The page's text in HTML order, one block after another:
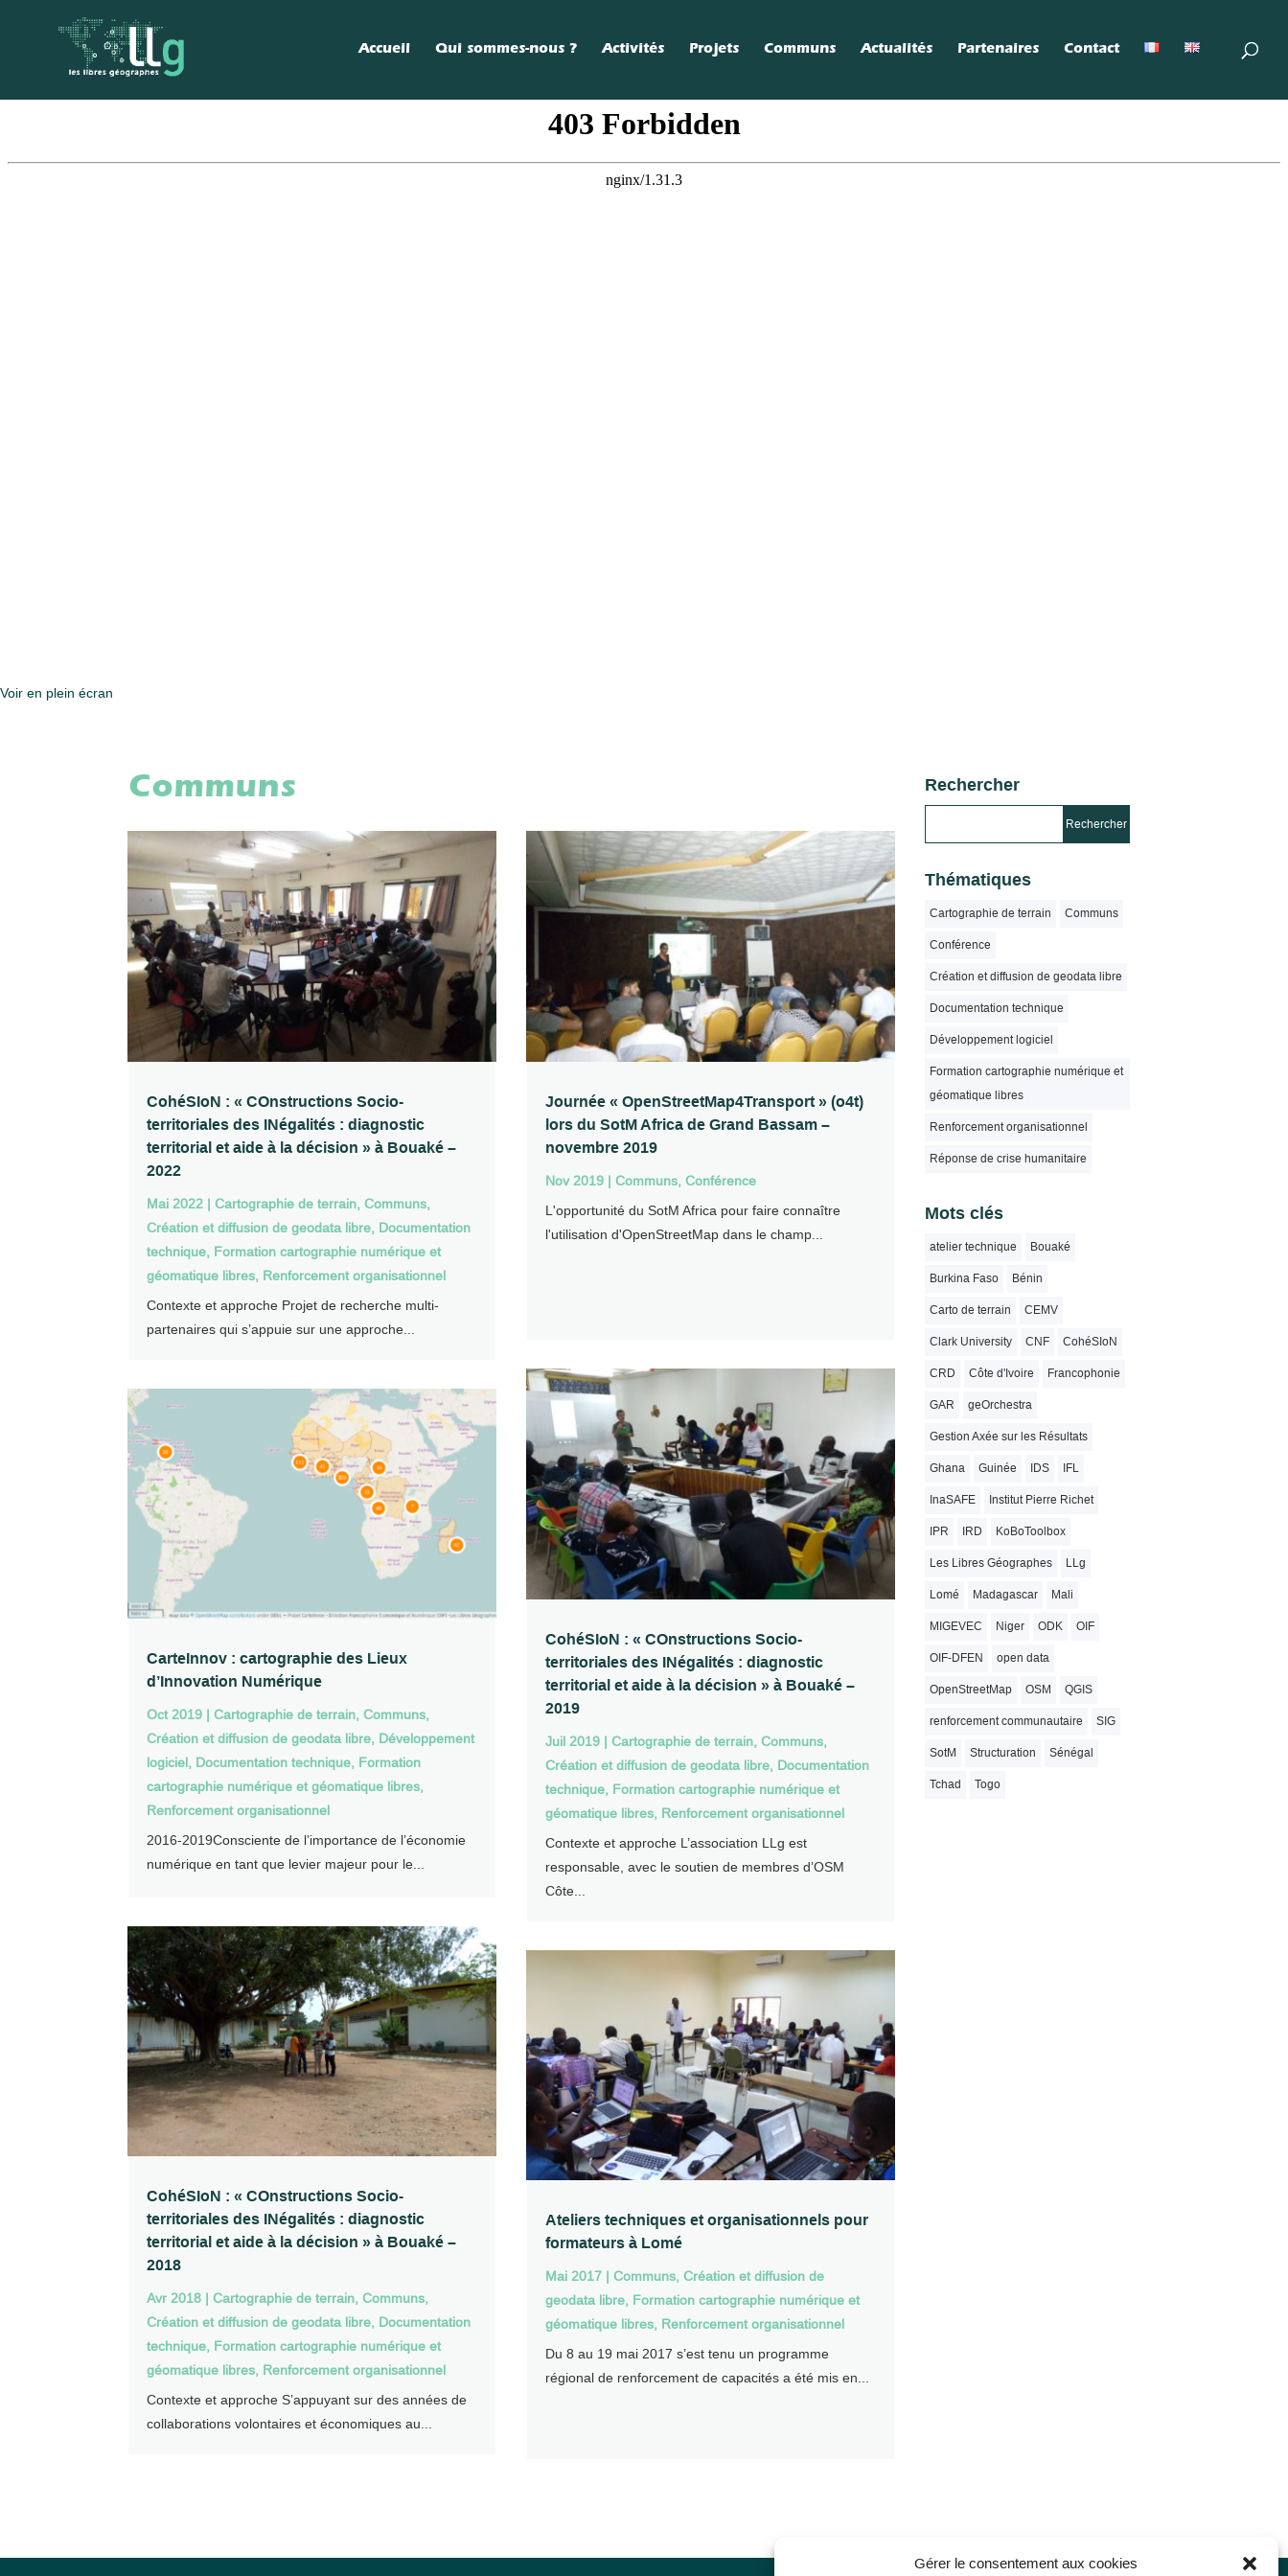
Gérer le consentement aux cookies
Accueil Qui sommes-nous ? Activités Projets Communs Actualités Partenaires Contact
Voir en plein écran
Communs
CohéSIoN : « COnstructions Socio-
territoriales des INégalités : diagnostic
territorial et aide à la décision » à Bouaké –
2022
Mai 2022 |Cartographie de terrain,Communs,
Création et diffusion de geodata libre, Documentation
technique, Formation cartographie numérique et
géomatique libres, Renforcement organisationnel
Contexte et approche Projet de recherche multi-
partenaires qui s’appuie sur une approche...
CarteInnov : cartographie des Lieux
d’Innovation Numérique
Oct 2019 |Cartographie de terrain,Communs,
Création et diffusion de geodata libre, Développement
logiciel, Documentation technique, Formation
cartographie numérique et géomatique libres,
Renforcement organisationnel
2016-2019Consciente de l’importance de l’économie
numérique en tant que levier majeur pour le...
CohéSIoN : « COnstructions Socio-
territoriales des INégalités : diagnostic
territorial et aide à la décision » à Bouaké –
2018
Avr 2018 |Cartographie de terrain,Communs,
Création et diffusion de geodata libre, Documentation
technique, Formation cartographie numérique et
géomatique libres, Renforcement organisationnel
Contexte et approche S’appuyant sur des années de
collaborations volontaires et économiques au...
Journée « OpenStreetMap4Transport » (o4t)
lors du SotM Africa de Grand Bassam –
novembre 2019
Nov 2019| Communs, Conférence
​L'opportunité du SotM Africa pour faire connaître
l'utilisation d'OpenStreetMap dans le champ...
CohéSIoN : « COnstructions Socio-
territoriales des INégalités : diagnostic
territorial et aide à la décision » à Bouaké –
2019
Juil 2019| Cartographie de terrain, Communs,
Création et diffusion de geodata libre, Documentation
technique, Formation cartographie numérique et
géomatique libres, Renforcement organisationnel
Contexte et approche L’association LLg est
responsable, avec le soutien de membres d’OSM
Côte...
Ateliers techniques et organisationnels pour
formateurs à Lomé
Mai 2017| Communs, Création et diffusion de
geodata libre, Formation cartographie numérique et
géomatique libres, Renforcement organisationnel
Du 8 au 19 mai 2017 s’est tenu un programme
régional de renforcement de capacités a été mis en...
Rechercher
Thématiques
Cartographie de terrain Communs
Conférence
Création et diffusion de geodata libre
Documentation technique
Développement logiciel
Formation cartographie numérique et
géomatique libres
Renforcement organisationnel
Réponse de crise humanitaire
Mots clés
atelier technique Bouaké
Burkina Faso Bénin
Carto de terrain CEMV
Clark University CNF CohéSIoN
CRD Côte d'Ivoire Francophonie
GAR geOrchestra
Gestion Axée sur les Résultats
Ghana Guinée IDS IFL
InaSAFE Institut Pierre Richet
IPR IRD KoBoToolbox
Les Libres Géographes LLg
Lomé Madagascar Mali
MIGEVEC Niger ODK OIF
OIF-DFEN open data
OpenStreetMap OSM QGIS
renforcement communautaire SIG
SotM Structuration Sénégal
Tchad Togo